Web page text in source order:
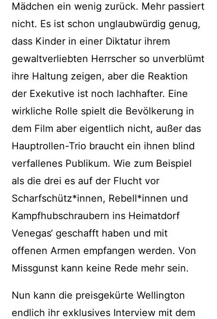
Mädchen ein wenig zurück. Mehr passiert
nicht. Es ist schon unglaubwürdig genug,
dass Kinder in einer Diktatur ihrem
gewaltverliebten Herrscher so unverblümt
ihre Haltung zeigen, aber die Reaktion
der Exekutive ist noch lachhafter. Eine
wirkliche Rolle spielt die Bevölkerung in
dem Film aber eigentlich nicht, außer das
Hauptrollen-Trio braucht ein ihnen blind
verfallenes Publikum. Wie zum Beispiel
als die drei es auf der Flucht vor
Scharfschütz*innen, Rebell*innen und
Kampfhubschraubern ins Heimatdorf
Venegas‘ geschafft haben und mit
offenen Armen empfangen werden. Von
Missgunst kann keine Rede mehr sein.
Nun kann die preisgekürte Wellington
endlich ihr exklusives Interview mit dem